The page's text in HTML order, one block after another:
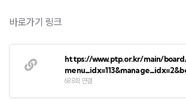
바로가기 링크
https://www.ptp.or.kr/main/
688회 연결